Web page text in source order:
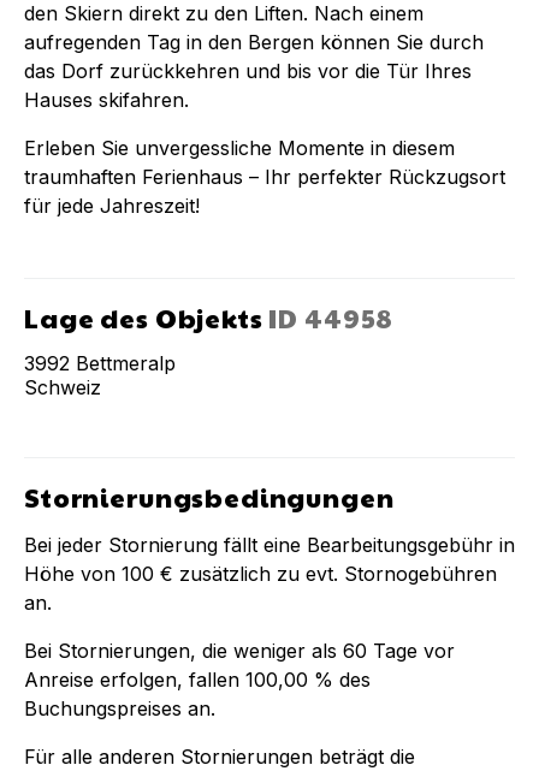
den Skiern direkt zu den Liften. Nach einem
aufregenden Tag in den Bergen können Sie durch
das Dorf zurückkehren und bis vor die Tür Ihres
Hauses skifahren.
Erleben Sie unvergessliche Momente in diesem
traumhaften Ferienhaus – Ihr perfekter Rückzugsort
für jede Jahreszeit!
Lage des Objekts ID 44958
3992 Bettmeralp
Schweiz
Stornierungsbedingungen
Bei jeder Stornierung fällt eine Bearbeitungsgebühr in
Höhe von 100 € zusätzlich zu evt. Stornogebühren
an.
Bei Stornierungen, die weniger als 60 Tage vor
Anreise erfolgen, fallen 100,00 % des
Buchungspreises an.
Für alle anderen Stornierungen beträgt die